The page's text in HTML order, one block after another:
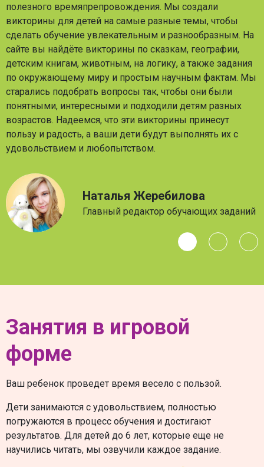
полезного времяпрепровождения. Мы создали
викторины для детей на самые разные темы, чтобы
сделать обучение увлекательным и разнообразным. На
сайте вы найдёте викторины по сказкам, географии,
детским книгам, животным, на логику, а также задания
по окружающему миру и простым научным фактам. Мы
старались подобрать вопросы так, чтобы они были
понятными, интересными и подходили детям разных
возрастов. Надеемся, что эти викторины принесут
пользу и радость, а ваши дети будут выполнять их с
удовольствием и любопытством.
Наталья Жеребилова
Главный редактор обучающих заданий
Занятия в игровой
форме
Ваш ребенок проведет время весело с пользой.
Дети занимаются с удовольствием, полностью
погружаются в процесс обучения и достигают
результатов. Для детей до 6 лет, которые еще не
научились читать, мы озвучили каждое задание.